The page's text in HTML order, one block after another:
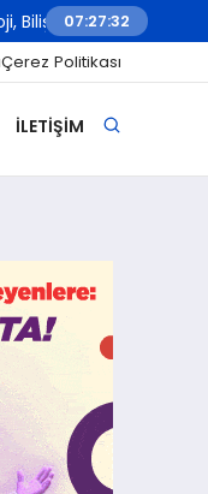
500 Ödül Töreni’nde
07:27:34
Çerez Politikası
İLETIŞIM